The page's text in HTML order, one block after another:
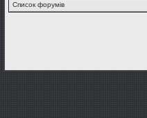
Список форумів